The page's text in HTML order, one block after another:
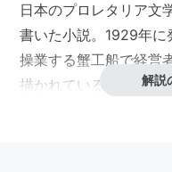
日本のプロレタリア文
書いた小説。1929年
操業する蟹工船で経営
描かれている。
解説